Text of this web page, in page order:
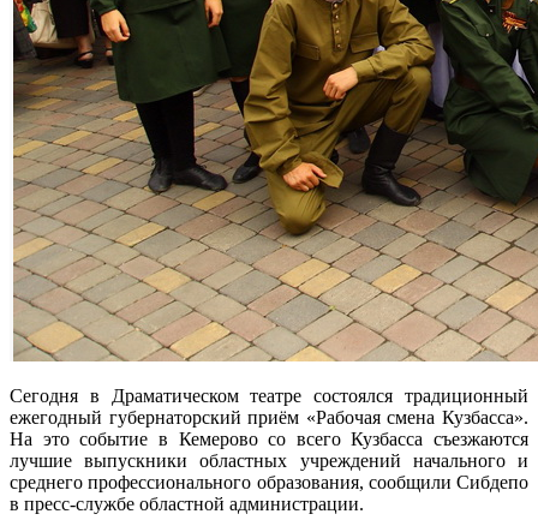
Сегодня в Драматическом театре состоялся традиционный
ежегодный губернаторский приём «Рабочая смена Кузбасса».
На это событие в Кемерово со всего Кузбасса съезжаются
лучшие выпускники областных учреждений начального и
среднего профессионального образования, сообщили Сибдепо
в пресс-службе областной администрации.